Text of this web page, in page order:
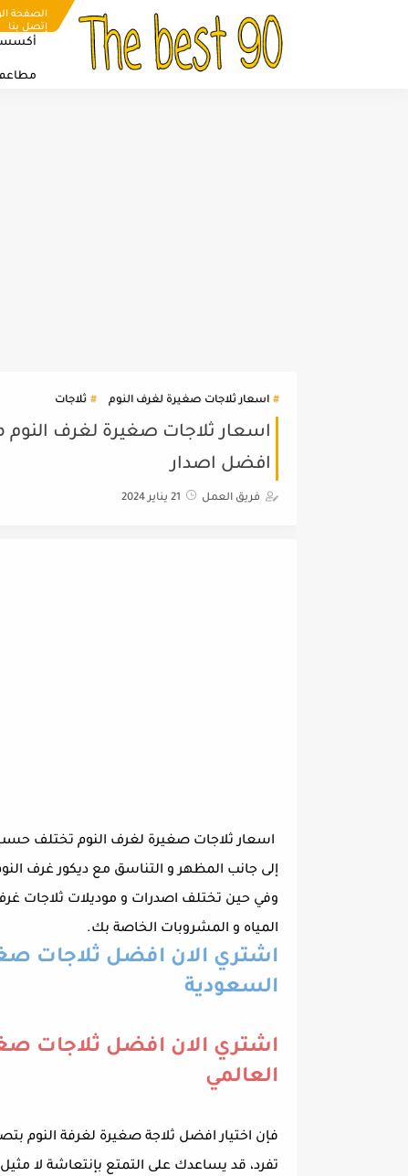
الصفحة
إتصل بنا
اسعار ثلاجات صغيرة لغرف النوم ثلاجات
اسعار ثلاجات صغيرة لغرف النوم
افضل اصدار
فريق العمل 21 يناير 2024
اسعار ثلاجات صغيرة لغرف النوم تختلف
إلى جانب المظهر و التناسق مع ديكور غرف
وفي حين تختلف اصدرات و موديلات ثلاجات
المياه و المشروبات الخاصة بك.
اشتري الان افضل ثلاجات
السعودية
اشتري الان افضل ثلاجات
العالمي
فإن اختيار افضل ثلاجة صغيرة لغرفة النوم
تفرد، قد يساعدك على التمتع بإنتعاشة لا